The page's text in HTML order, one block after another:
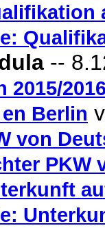
--
2015/
Berlin
von
PKW